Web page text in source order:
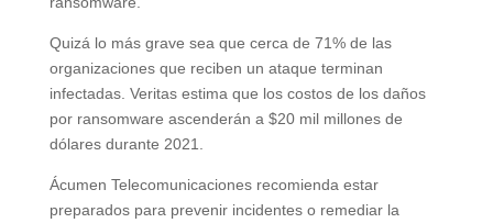
Quizá lo más grave sea que cerca de 71% de las
organizaciones que reciben un ataque terminan
infectadas. Veritas estima que los costos de los daños
por ransomware ascenderán a $20 mil millones de
dólares durante 2021.
Ácumen Telecomunicaciones recomienda estar
preparados para prevenir incidentes o remediar la